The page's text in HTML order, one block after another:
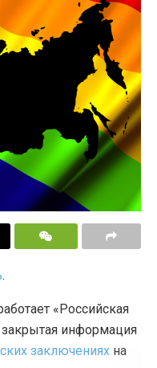
.
«Российская
информация
заключениях на